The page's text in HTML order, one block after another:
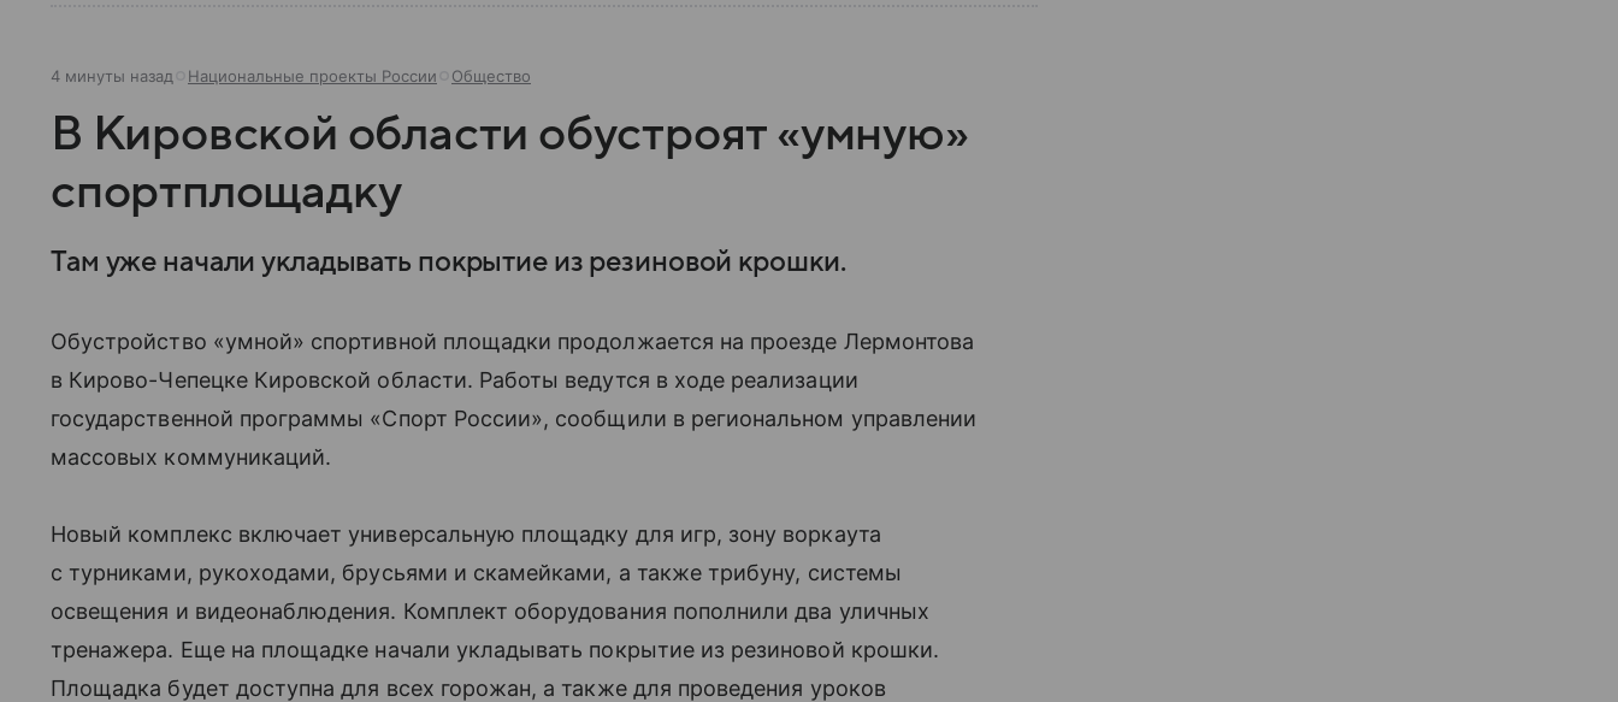
4 минуты назад Национальные проекты России Общество
В Кировской области обустроят «умную»
спортплощадку
Там уже начали укладывать покрытие из резиновой крошки.
Обустройство «умной» спортивной площадки продолжается на проезде Лермонтова
в Кирово-Чепецке Кировской области. Работы ведутся в ходе реализации
государственной программы «Спорт России», сообщили в региональном управлении
массовых коммуникаций.
Новый комплекс включает универсальную площадку для игр, зону воркаута
с турниками, рукоходами, брусьями и скамейками, а также трибуну, системы
освещения и видеонаблюдения. Комплект оборудования пополнили два уличных
тренажера. Еще на площадке начали укладывать покрытие из резиновой крошки.
Площадка будет доступна для всех горожан, а также для проведения уроков